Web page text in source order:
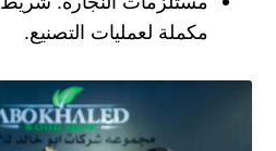
مكملة لعمليات التصنيع.